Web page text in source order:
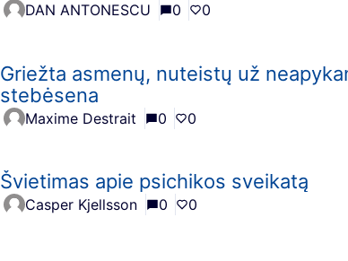
DAN ANTONESCU 0 0
Griežta asmenų, nuteistų už
stebėsena
Maxime Destrait 0 0
Švietimas apie psichikos sveikatą
Casper Kjellsson 0 0